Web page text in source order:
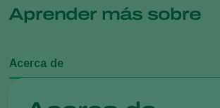
Aprender más sobre
Acerca de